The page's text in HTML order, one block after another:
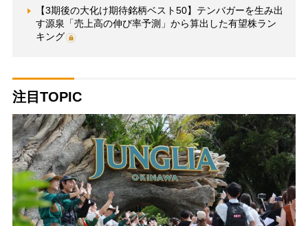
【3期後の大化け期待銘柄ベスト50】テンバガーを生み出
す源泉「売上高の伸び率予測」から算出した有望株ラン
キング
注目TOPIC